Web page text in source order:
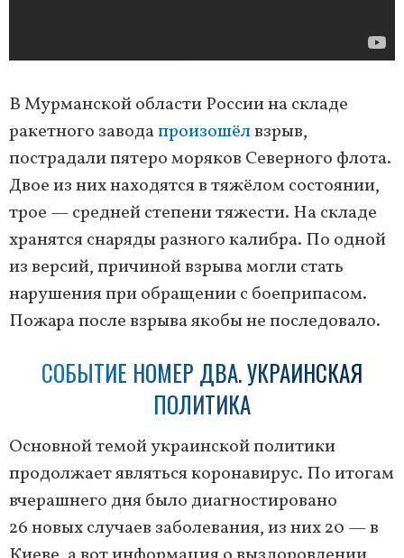
В Мурманской области России на складе
ракетного заводапроизошёлвзрыв,
пострадали пятеро моряков Северного флота.
Двое из них находятся в тяжёлом состоянии,
трое — средней степени тяжести. На складе
хранятся снаряды разного калибра. По одной
из версий, причиной взрыва могли стать
нарушения при обращении с боеприпасом.
Пожара после взрыва якобы не последовало.
СОБЫТИЕ НОМЕР ДВА. УКРАИНСКАЯ
ПОЛИТИКА
Основной темой украинской политики
продолжает являться коронавирус. По итогам
вчерашнего дня было диагностировано
26 новых случаев заболевания, из них 20 — в